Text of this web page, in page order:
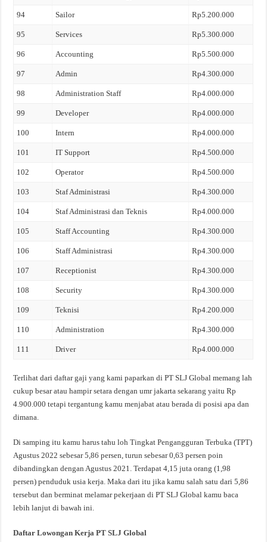
94 Sailor Rp5.200.000
95 Services Rp5.300.000
96 Accounting Rp5.500.000
97 Admin Rp4.300.000
98 Administration Staff Rp4.000.000
99 Developer Rp4.000.000
100 Intern Rp4.000.000
101 IT Support Rp4.500.000
102 Operator Rp4.500.000
103 Staf Administrasi Rp4.300.000
104 Staf Administrasi dan Teknis Rp4.000.000
105 Staff Accounting Rp4.300.000
106 Staff Administrasi Rp4.300.000
107 Receptionist Rp4.300.000
108 Security Rp4.300.000
109 Teknisi Rp4.200.000
110 Administration Rp4.300.000
111 Driver Rp4.000.000
Terlihat dari daftar gaji yang kami paparkan di PT SLJ Global memang lah
cukup besar atau hampir setara dengan umr jakarta sekarang yaitu Rp
4.900.000 tetapi tergantung kamu menjabat atau berada di posisi apa dan
dimana.
Di samping itu kamu harus tahu loh Tingkat Pengangguran Terbuka (TPT)
Agustus 2022 sebesar 5,86 persen, turun sebesar 0,63 persen poin
dibandingkan dengan Agustus 2021. Terdapat 4,15 juta orang (1,98
persen) penduduk usia kerja. Maka dari itu jika kamu salah satu dari 5,86
tersebut dan berminat melamar pekerjaan di PT SLJ Global kamu baca
lebih lanjut di bawah ini.
Daftar Lowongan Kerja PT SLJ Global